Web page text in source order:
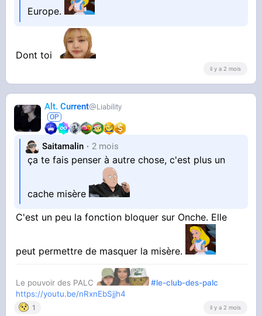
Europe.
Dont toi
il y a 2 mois
Alt. Current Liability
Saitamalin 2 mois
ça te fais penser à autre chose, c'est plus un
cache misère
C'est un peu la fonction bloquer sur Onche. Elle
peut permettre de masquer la misère.
Le pouvoir des PALC
#le-club-des-palc
https://youtu.be/nRxnEbSjjh4
1 il y a 2 mois